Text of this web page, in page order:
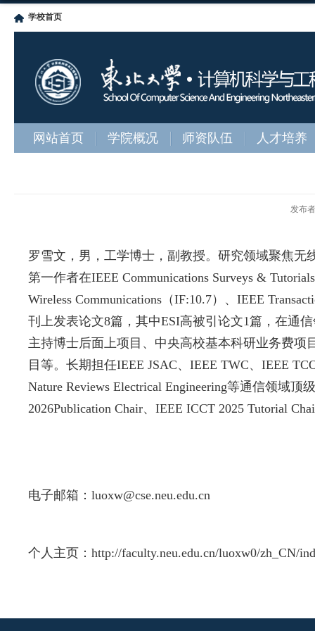
学校首页
网站首页 学院概况 师资队伍 人才培养
发布
罗雪文，男，工学博士，副教授。研究领域聚焦
第一作者在IEEE Communications Surveys & Tutorials
Wireless Communications （IF:10.7）、 IEEE
刊上发表论文8篇，其中ESI高被引论文1篇，在通
主持博士后面上项目、中央高校基本科研业务费项
目 等。长期担任IEEE JSAC、 IEEE TWC、 IEEE
Nature Reviews Electrical Engineering等通信领域顶
2026Publication Chair、 IEEE ICCT 2025 Tutorial
电子邮箱： luoxw@cse.neu.edu.cn
个人主页： http://faculty.neu.edu.cn/luoxw0/zh_CN/